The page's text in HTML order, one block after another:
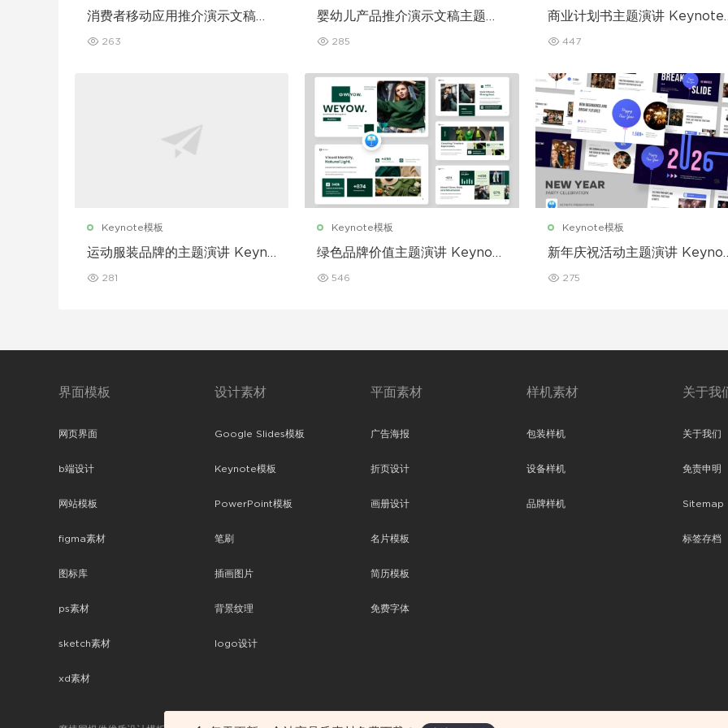
消费者移动应用推介演示文稿主
263
婴幼儿产品推介演示文稿主题演
285
商业计划书主题演讲 Keynote
447
Keynote模板
运动服装品牌的主题演讲 Keyno
281
Keynote模板
绿色品牌价值主题演讲 Keynote
546
Keynote模板
新年庆祝活动主题演讲
275
界面模板
网页界面
b端设计
网站模板
figma素材
图标库
ps素材
sketch素材
xd素材
设计素材
Google Slides模板
Keynote模板
PowerPoint模板
笔刷
插画图片
背景纹理
logo设计
平面素材
广告海报
折页设计
画册设计
名片模板
简历模板
免费字体
样机素材
包装样机
设备样机
品牌样机
关于我
关于我们
免责申明
Sitemap
标签存档